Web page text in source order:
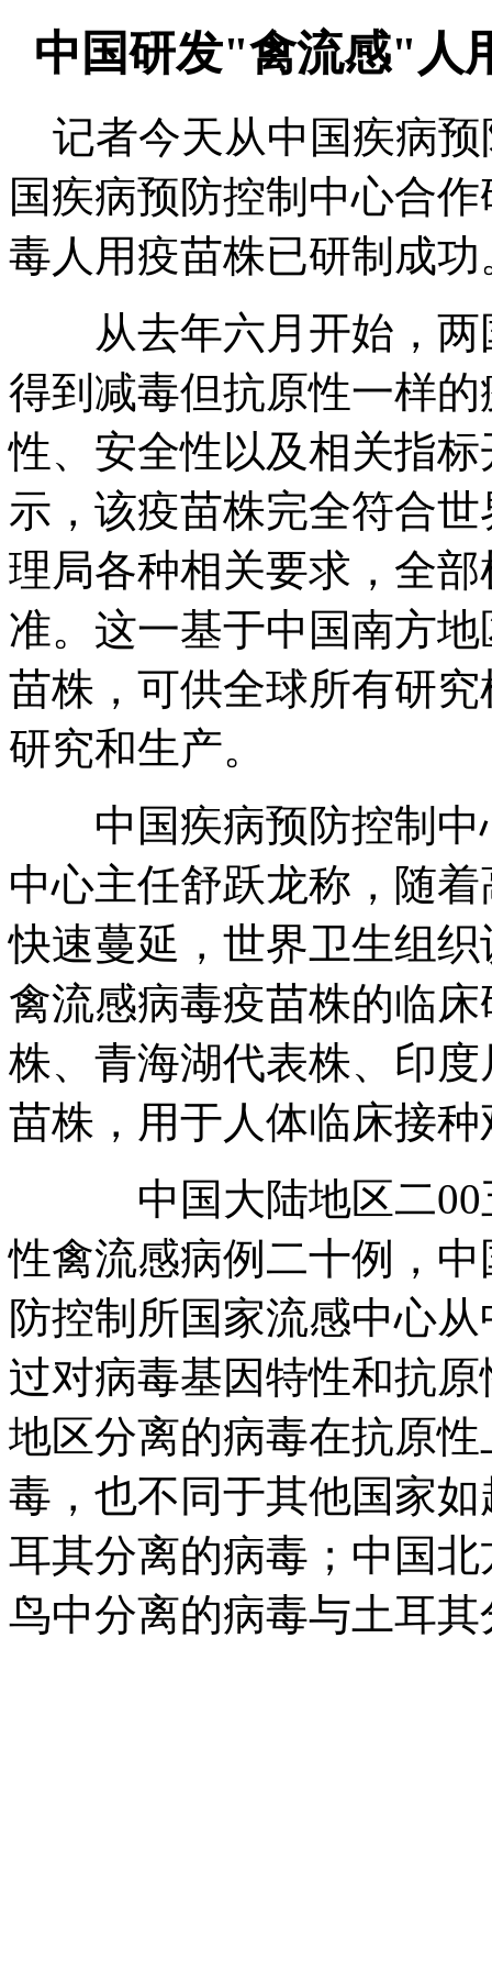
中国研发"禽流感"人
记者今天从中国疾病预
国疾病预防控制中心合
毒人用疫苗株已研制成功
从去年六月开始，两
得到减毒但抗原性一样
性、安全性以及相关指
示，该疫苗株完全符合
理局各种相关要求，全
准。这一基于中国南方
苗株，可供全球所有研
研究和生产。
中国疾病预防控制中
中心主任舒跃龙称，随
快速蔓延，世界卫生组
禽流感病毒疫苗株的临
株、青海湖代表株、印
苗株，用于人体临床接种
中国大陆地区二00五
性禽流感病例二十例，
防控制所国家流感中心
过对病毒基因特性和抗
地区分离的病毒在抗原
毒，也不同于其他国家
耳其分离的病毒；中国
鸟中分离的病毒与土耳